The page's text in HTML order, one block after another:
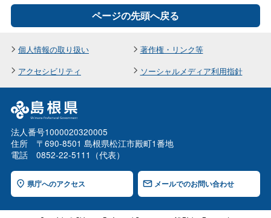
ページの先頭へ戻る
個人情報の取り扱い
著作権・リンク等
アクセシビリティ
ソーシャルメディア利用指針
法人番号1000020320005
住所 〒690-8501 島根県松江市殿町1番地
電話 0852-22-5111（代表）
県庁へのアクセス メールでのお問い合わせ